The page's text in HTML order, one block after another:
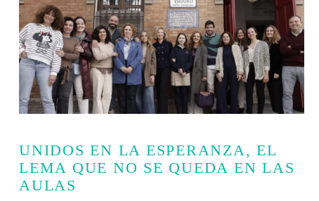
UNIDOS EN LA ESPERANZA, EL
LEMA QUE NO SE QUEDA EN LAS
AULAS